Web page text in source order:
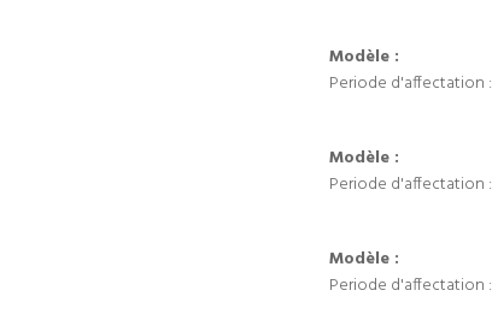
Modèle :
Periode d'affectation :
Modèle :
Periode d'affectation :
Modèle :
Periode d'affectation :